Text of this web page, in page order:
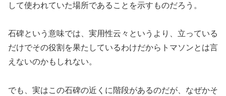
して使われていた場所であることを示すものだろう。
石碑という意味では、実用性云々というより、立っている
だけでその役割を果たしているわけだからトマソンとは言
えないのかもしれない。
でも、実はこの石碑の近くに階段があるのだが、なぜかそ